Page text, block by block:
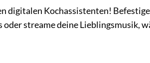
digitalen Kochassistenten!
oder streame deine Lieblingsmusik,